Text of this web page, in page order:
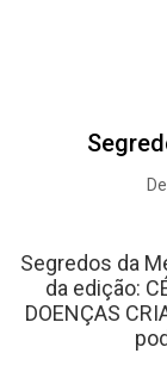
De
Segredos da
da edição:
DOENÇAS